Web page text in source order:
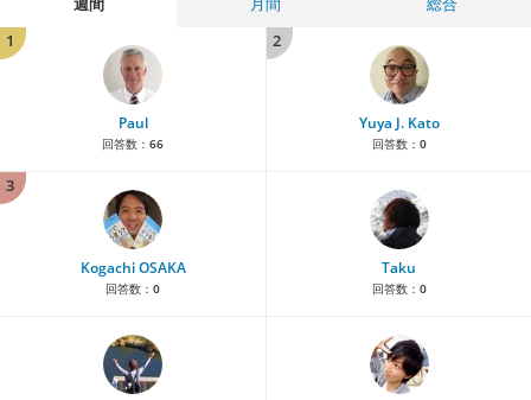
1
Paul
回答数： 66
2
Yuya J. Kato
回答数： 0
3
Kogachi OSAKA
回答数： 0
Taku
回答数： 0